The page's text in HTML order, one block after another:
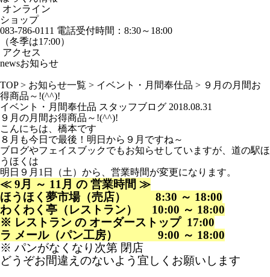
オンライン
ショップ
083-786-0111 電話受付時間：8:30～18:00
（冬季は17:00）
アクセス
newsお知らせ
TOP> お知らせ一覧 > イベント・月間奉仕品 > ９月の月間お
得商品～!(^^)!
イベント・月間奉仕品 スタッフブログ 2018.08.31
９月の月間お得商品～!(^^)!
こんにちは、橋本です
８月も今日で最後！明日から９月ですね～
ブログやフェイスブックでもお知らせしていますが、道の駅ほ
うほくは
明日９月1日（土）から、営業時間が変更になります。
≪ 9月 ～ 11月 の 営業時間 ≫
ほうほく夢市場（売店） 8:30 ～ 18:00
わくわく亭（レストラン） 10:00 ～ 18:00
※ レストラン の オーダーストップ 17:00
ラ メール（パン工房） 9:00 ～ 18:00
※ パンがなくなり次第 閉店
どうぞお間違えのないよう宜しくお願いします